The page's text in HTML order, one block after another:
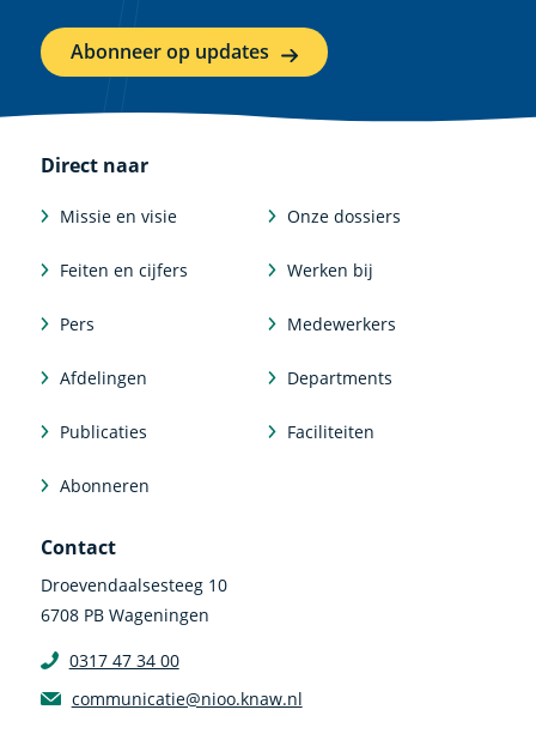
Abonneer op updates
Direct naar
Missie en visie Onze dossiers
Feiten en cijfers Werken bij
Pers Medewerkers
Afdelingen Departments
Publicaties Faciliteiten
Abonneren
Contact
Droevendaalsesteeg 10
6708 PB Wageningen
0317 47 34 00
communicatie@nioo.knaw.nl